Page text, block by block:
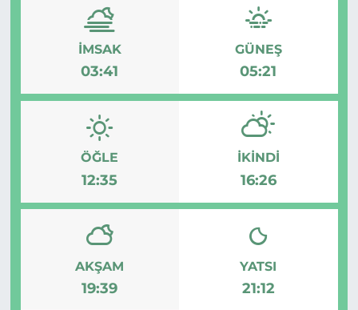
İMSAK
03:41
GÜNEŞ
05:21
ÖĞLE
12:35
İKINDI
16:26
AKŞAM
19:39
YATSI
21:12